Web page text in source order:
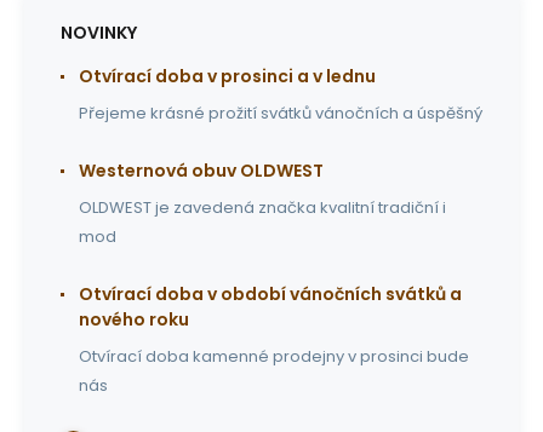
NOVINKY
Otvírací doba v prosinci a v lednu
Přejeme krásné prožití svátků vánočních a úspěšný
Westernová obuv OLDWEST
OLDWEST je zavedená značka kvalitní tradiční i
mod
Otvírací doba v období vánočních svátků a
nového roku
Otvírací doba kamenné prodejny v prosinci bude
nás